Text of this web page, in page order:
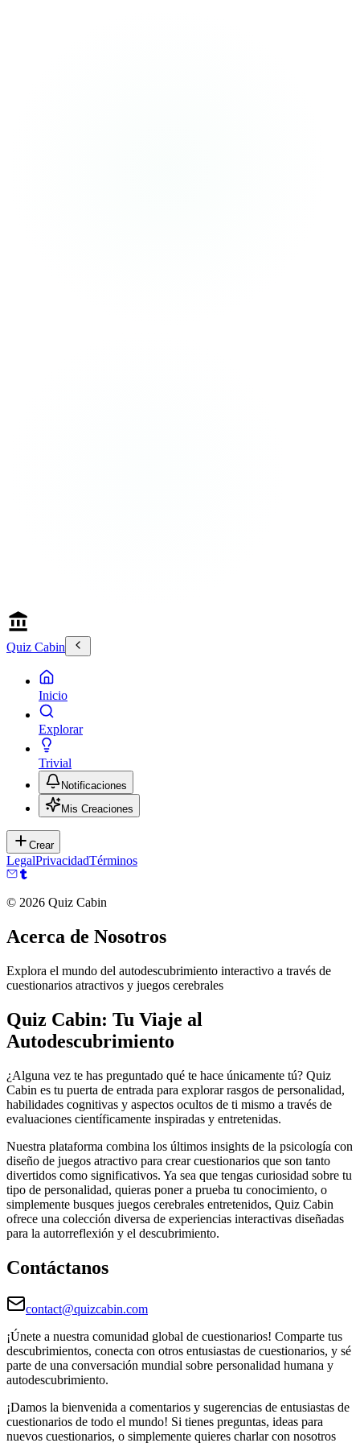
Quiz Cabin
Inicio
Explorar
Trivial
Notificaciones
Mis Creaciones
Crear
LegalPrivacidadTérminos
© 2026 Quiz Cabin
Acerca de Nosotros
Explora el mundo del autodescubrimiento interactivo a través de
cuestionarios atractivos y juegos cerebrales
Quiz Cabin: Tu Viaje al
Autodescubrimiento
¿Alguna vez te has preguntado qué te hace únicamente tú? Quiz
Cabin es tu puerta de entrada para explorar rasgos de personalidad,
habilidades cognitivas y aspectos ocultos de ti mismo a través de
evaluaciones científicamente inspiradas y entretenidas.
Nuestra plataforma combina los últimos insights de la psicología con
diseño de juegos atractivo para crear cuestionarios que son tanto
divertidos como significativos. Ya sea que tengas curiosidad sobre tu
tipo de personalidad, quieras poner a prueba tu conocimiento, o
simplemente busques juegos cerebrales entretenidos, Quiz Cabin
ofrece una colección diversa de experiencias interactivas diseñadas
para la autorreflexión y el descubrimiento.
Contáctanos
contact@quizcabin.com
¡Únete a nuestra comunidad global de cuestionarios! Comparte tus
descubrimientos, conecta con otros entusiastas de cuestionarios, y sé
parte de una conversación mundial sobre personalidad humana y
autodescubrimiento.
¡Damos la bienvenida a comentarios y sugerencias de entusiastas de
cuestionarios de todo el mundo! Si tienes preguntas, ideas para
nuevos cuestionarios, o simplemente quieres charlar con nosotros